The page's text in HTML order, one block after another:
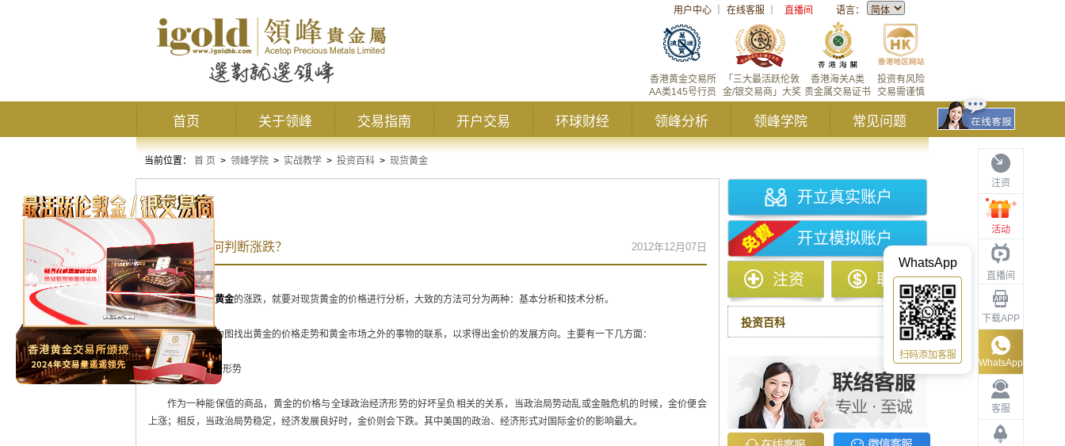
用户中心 在线客服 直播间 语言：
投资有风险
交易需谨慎
香港海关A类
贵金属交易证书
「三大最活跃伦敦
金/银交易商」大奖
香港黄金交易所
AA类145号行员
首页 关于领峰 交易指南 开户交易 环球财经 领峰分析 领峰学院 常见问题
注资
活动
直播间
下载APP
客服
WhatsApp
WhatsApp
扫码添加客服
当前位置： 首 页 > 领峰学院 > 实战教学 > 投资百科 > 现货黄金
现货黄金
现货黄金如何判断涨跌？ 2012年12月07日
要判断现货黄金的涨跌，就要对现货黄金的价格进行分析，大致的方法可分为两种：基本分析和技术分析。
基本分析是力图找出黄金的价格走势和黄金市场之外的事物的联系，以求得出金价的发展方向。主要有一下几方面：
1.世界政治、经济形势
作为一种能保值的商品，黄金的价格与全球政治经济形势的好坏呈负相关的关系，当政治局势动乱或金融危机的时候，金价便会
上涨；相反，当政治局势稳定，经济发展良好时，金价则会下跌。其中美国的政治、经济形式对国际金价的影响最大。
开立真实账户
开立模拟账户
注资 取款
投资百科